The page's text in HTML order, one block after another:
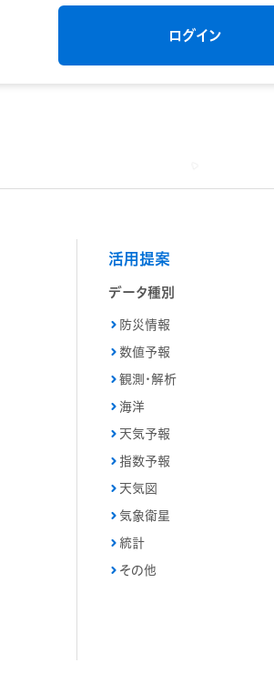
活用提案
データ種別
防災情報
数値予報
観測・解析
海洋
天気予報
指数予報
天気図
気象衛星
統計
その他